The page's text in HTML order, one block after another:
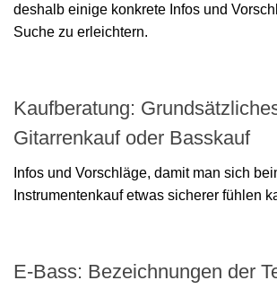
deshalb einige konkrete Infos und
Suche zu erleichtern.
Kaufberatung:
Gitarrenkauf oder Basskauf
Infos und Vorschläge, damit man sich
Instrumentenkauf etwas sicherer fühlen
E-Bass: Bezeichnungen der